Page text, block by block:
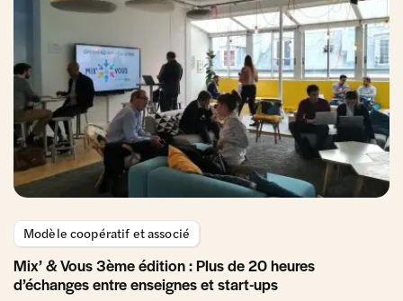
Modèle coopératif et associé
Mix’ & Vous 3ème édition : Plus de 20 heures
d’échanges entre enseignes et start-ups